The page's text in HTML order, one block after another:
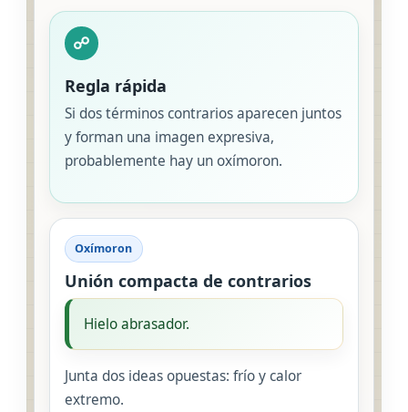
☍
Regla rápida
Si dos términos contrarios aparecen juntos
y forman una imagen expresiva,
probablemente hay un oxímoron.
Oxímoron
Unión compacta de contrarios
Hielo abrasador.
Junta dos ideas opuestas: frío y calor
extremo.